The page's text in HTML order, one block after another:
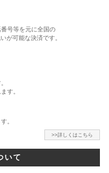
号等を元に全国の
が可能な決済です。
す。
。
>>詳しくはこちら
いて